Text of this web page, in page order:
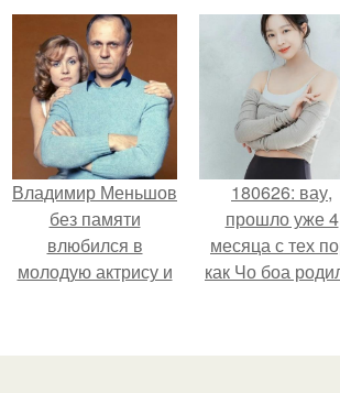
Владимир Меньшов
без памяти
влюбился в
молодую актрису и
неё.
180626: вау,
прошло уже 4
месяца с тех
как Чо боа